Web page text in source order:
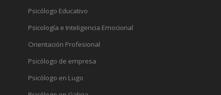
Psicólogo Educativo
Psicología e Inteligencia Emocional
Orientación Profesional
Psicólogo de empresa
Psicólogo en Lugo